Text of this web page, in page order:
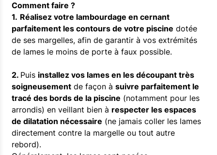
Comment faire ?
1. Réalisez votre lambourdage en cernant
parfaitement les contours de votre piscine dotée
de ses margelles, afin de garantir à vos extrémités
de lames le moins de porte à faux possible.
2. Puis installez vos lames en les découpant très
soigneusement de façon à suivre parfaitement le
tracé des bords de la piscine (notamment pour les
arrondis) en veillant bien à respecter les espaces
de dilatation nécessaire (ne jamais coller les lames
directement contre la margelle ou tout autre
rebord).